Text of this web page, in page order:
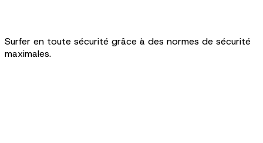
Surfer en toute sécurité grâce à des normes de sécurité
maximales.